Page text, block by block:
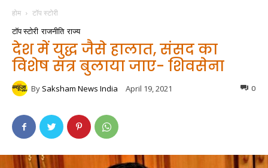
होम टॉप स्टोरी
टॉप स्टोरी राजनीति राज्य
देश में युद्ध जैसे हालात, संसद का
विशेष सत्र बुलाया जाए- शिवसेना
By Saksham News India April 19, 2021 0